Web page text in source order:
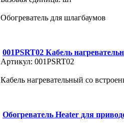
Обогреватель для шлагбаумов
001PSRT02 Кабель
Артикул: 001PSRT02
Кабель нагревательный со
Обогреватель Heater для